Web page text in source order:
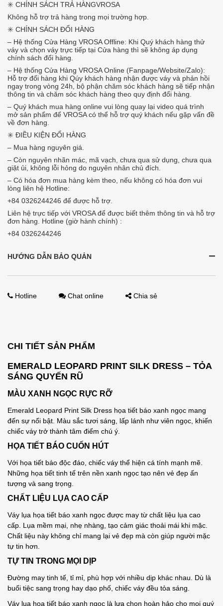
✳️ CHÍNH SÁCH TRẢ HÀNGVROSA
Không hỗ trợ trả hàng trong mọi trường hợp.
✳️ CHÍNH SÁCH ĐỔI HÀNG
– Hệ thống Cửa Hàng VROSA Offline: Khi Quý khách hàng thử
váy và chọn váy trực tiếp tại Cửa hàng thì sẽ không áp dụng
chính sách đổi hàng.
– Hệ thống Cửa Hàng VROSA Online (Fanpage/Website/Zalo):
Hỗ trợ đổi hàng khi Qúy khách hàng nhận được váy và phản hồi
ngay trong vòng 24h, bộ phận chăm sóc khách hàng sẽ tiếp nhận
thông tin và chăm sóc khách hàng theo quy định đổi hàng.
– Quý khách mua hàng online vui lòng quay lại video quá trình
mở sản phẩm để VROSA có thể hỗ trợ quý khách nếu gặp vấn đề
về đơn hàng.
✳️ ️ĐIỀU KIỆN ĐỔI HÀNG
– Mua hàng nguyên giá.
– Còn nguyên nhãn mác, mã vạch, chưa qua sử dụng, chưa qua
giặt ủi, không lỗi hỏng do nguyên nhân chủ đích.
– Có hóa đơn mua hàng kèm theo, nếu không có hóa đơn vui
lòng liên hệ Hotline:
+84 0326244246 để được hỗ trợ.
Liên hệ trực tiếp với VROSA để được biết thêm thông tin và hỗ trợ
đơn hàng. Hotline (giờ hành chính) :
+84 0326244246
HƯỚNG DẪN BẢO QUẢN
Hotline Chat online Chia sẻ
CHI TIẾT SẢN PHẨM
EMERALD LEOPARD PRINT SILK DRESS – TỎA
SÁNG QUYẾN RŨ
MÀU XANH NGỌC RỰC RỠ
Emerald Leopard Print Silk Dress họa tiết báo xanh ngọc mang
đến sự nổi bật. Màu sắc tươi sáng, lấp lánh như viên ngọc, khiến
chiếc váy trở thành tâm điểm chú ý.
HỌA TIẾT BÁO CUỐN HÚT
Với họa tiết báo độc đáo, chiếc váy thể hiện cá tính mạnh mẽ.
Những họa tiết tinh tế trên nền xanh ngọc tạo nên vẻ đẹp ấn
tượng và sang trọng.
CHẤT LIỆU LỤA CAO CẤP
Váy lụa họa tiết báo xanh ngọc được may từ chất liệu lụa cao
cấp. Lụa mềm mại, nhẹ nhàng, tạo cảm giác thoải mái khi mặc.
Chất liệu này không chỉ mang lại vẻ đẹp mà còn giúp người mặc
tự tin hơn.
TỰ TIN TRONG MỌI DỊP
Đường may tinh tế, tỉ mỉ, phù hợp với nhiều dịp khác nhau. Dù là
buổi tiệc sang trọng hay dạo phố, chiếc váy đều tỏa sáng.
Váy lụa họa tiết báo xanh ngọc là lựa chọn hoàn hảo cho mọi quý